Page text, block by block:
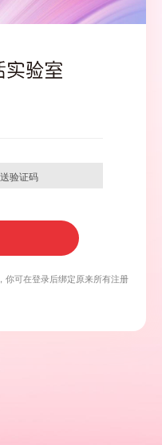
验证码
你可在登录后绑定原来所有注册